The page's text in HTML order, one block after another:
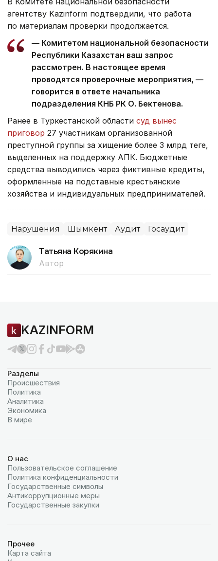
агентству Kazinform подтвердили, что работа
по материалам проверки продолжается.
— Комитетом национальной безопасности
Республики Казахстан ваш запрос
рассмотрен. В настоящее время
проводятся проверочные мероприятия, —
говорится в ответе начальника
подразделения КНБ РК О. Бектенова.
Ранее в Туркестанской области суд вынес
приговор 27 участникам организованной
преступной группы за хищение более 3 млрд теңге,
выделенных на поддержку АПК. Бюджетные
средства выводились через фиктивные кредиты,
оформленные на подставные крестьянские
хозяйства и индивидуальных предпринимателей.
Нарушения Шымкент Аудит Госаудит
Татьяна Корякина
Автор
KAZINFORM
Разделы
Происшествия
Политика
Аналитика
Экономика
В мире
О нас
Пользовательское соглашение
Политика конфиденциальности
Государственные символы
Антикоррупционные меры
Государственные закупки
Прочее
Карта сайта